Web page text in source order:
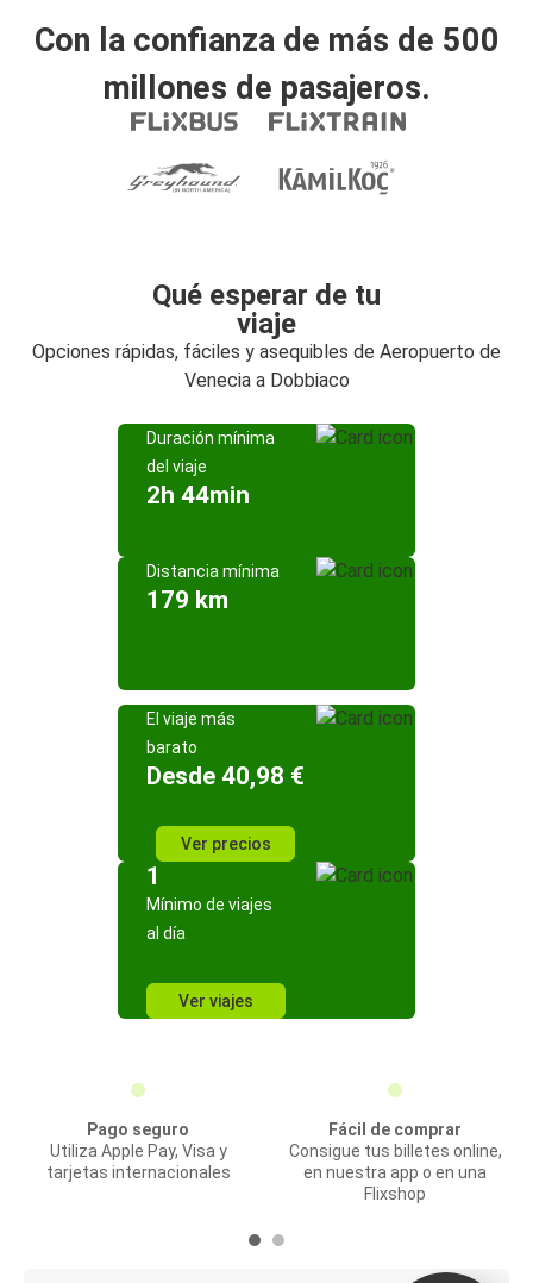
Con la confianza de más de 500
millones de pasajeros.
Qué esperar de tu
viaje
Opciones rápidas, fáciles y asequibles de Aeropuerto de
Venecia a Dobbiaco
Duración mínima
del viaje
2h 44min
Distancia mínima
179 km
El viaje más
barato
Desde 40,98 €
Ver precios
1
Mínimo de viajes
al día
Ver viajes
Pago seguro
Utiliza Apple Pay, Visa y
tarjetas internacionales
Fácil de comprar
Consigue tus billetes online,
en nuestra app o en una
Flixshop